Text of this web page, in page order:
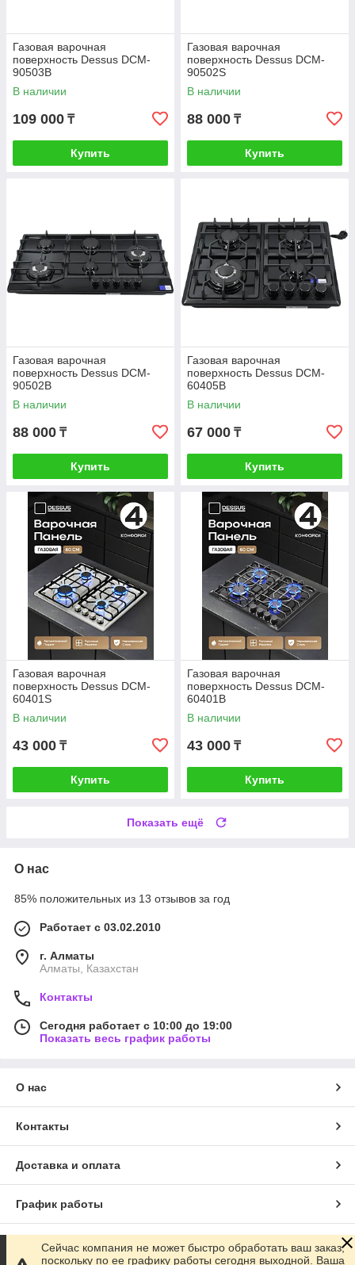
Газовая варочная
поверхность Dessus DCM-
90503B
В наличии
109 000 ₸
Купить
Газовая варочная
поверхность Dessus DCM-
90502S
В наличии
88 000 ₸
Купить
Газовая варочная
поверхность Dessus DCM-
90502B
В наличии
88 000 ₸
Купить
Газовая варочная
поверхность Dessus DCM-
60405B
В наличии
67 000 ₸
Купить
Газовая варочная
поверхность Dessus DCM-
60401S
В наличии
43 000 ₸
Купить
Газовая варочная
поверхность Dessus DCM-
60401B
В наличии
43 000 ₸
Купить
Показать ещё
О нас
85% положительных из 13 отзывов за год
Работает с 03.02.2010
г. Алматы
Алматы, Казахстан
Контакты
Сегодня работает с 10:00 до 19:00
Показать весь график работы
О нас
Контакты
Доставка и оплата
График работы
Полная версия сайта
Сейчас компания не может быстро обработать ваш заказ,
поскольку по ее графику работы сегодня выходной. Ваша